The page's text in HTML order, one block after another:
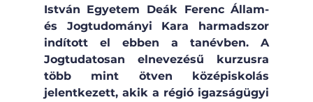
István Egyetem Deák Ferenc Állam-
és Jogtudományi Kara harmadszor
indított el ebben a tanévben. A
Jogtudatosan elnevezésű kurzusra
több mint ötven középiskolás
jelentkezett, akik a régió igazságügyi